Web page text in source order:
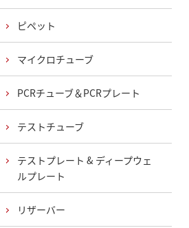
ピペット
マイクロチューブ
PCRチューブ＆PCRプレート
テストチューブ
テストプレート & ディープウェ
ルプレート
リザーバー